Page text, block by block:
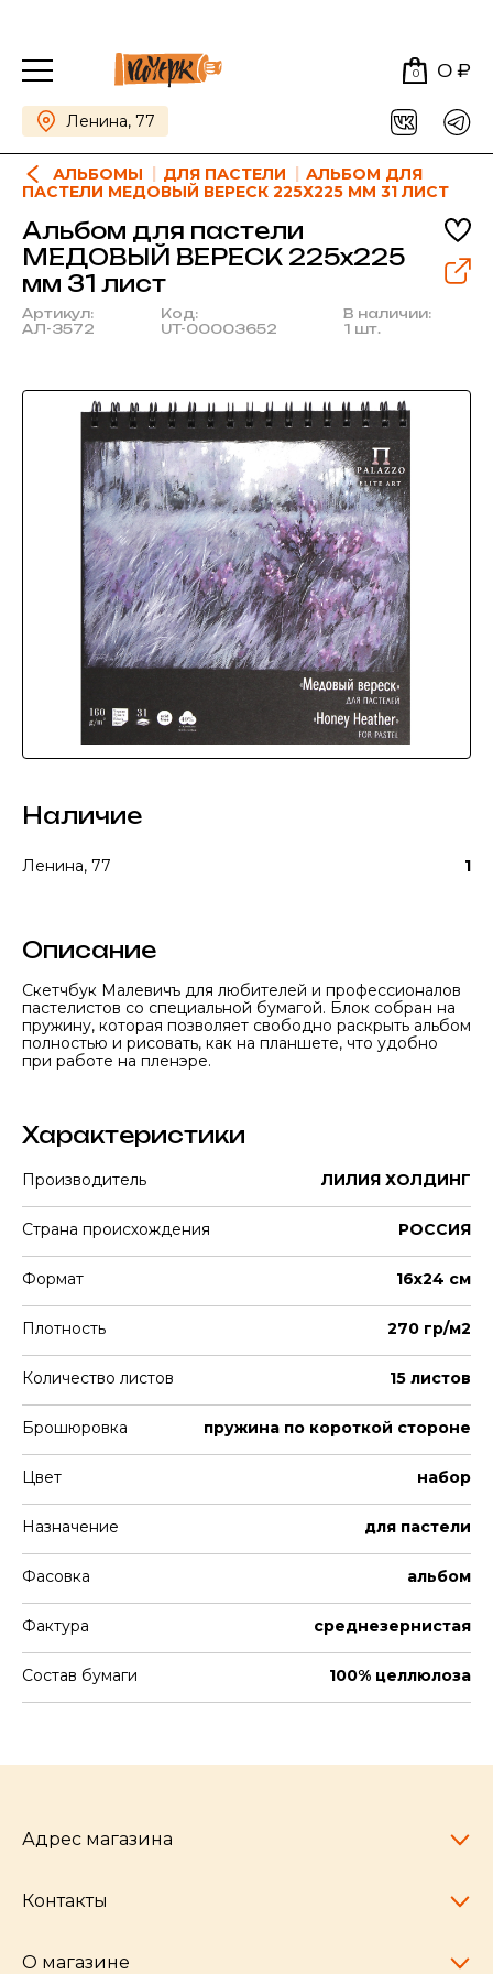
0 0 ₽
Ленина, 77
АЛЬБОМЫ ДЛЯ ПАСТЕЛИ
АЛЬБОМ ДЛЯ
ПАСТЕЛИ МЕДОВЫЙ ВЕРЕСК 225Х225 ММ 31 ЛИСТ
Альбом для пастели
МЕДОВЫЙ ВЕРЕСК 225х225
мм 31 лист
Артикул:
АЛ-3572
Код:
UT-00003652
В наличии:
1 шт.
Наличие
Ленина, 77 1
Описание
Скетчбук Малевичъ для любителей и профессионалов
пастелистов со специальной бумагой. Блок собран на
пружину, которая позволяет свободно раскрыть альбом
полностью и рисовать, как на планшете, что удобно
при работе на пленэре.
Характеристики
Производитель ЛИЛИЯ ХОЛДИНГ
Страна происхождения РОССИЯ
Формат 16x24 см
Плотность 270 гр/м2
Количество листов 15 листов
Брошюровка пружина по короткой стороне
Цвет набор
Назначение для пастели
Фасовка альбом
Фактура среднезернистая
Состав бумаги 100% целлюлоза
Адрес магазина
Челябинск,
Контакты
pocherkartshop@mail.ru
О магазине